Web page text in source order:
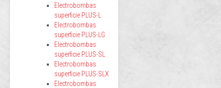
Electrobombas
superficie PLUS-L
Electrobombas
superficie PLUS-LG
Electrobombas
superficie PLUS-SL
Electrobombas
superficie PLUS-SLX
Electrobombas